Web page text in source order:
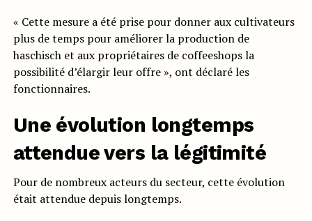
« Cette mesure a été prise pour donner aux cultivateurs
plus de temps pour améliorer la production de
haschisch et aux propriétaires de coffeeshops la
possibilité d’élargir leur offre », ont déclaré les
fonctionnaires.
Une évolution longtemps
attendue vers la légitimité
Pour de nombreux acteurs du secteur, cette évolution
était attendue depuis longtemps.